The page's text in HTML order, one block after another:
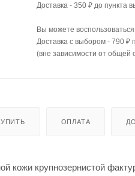
Доставка - 350 ₽ до пункта
Вы можете
Доставка с выбором - 790 ₽
(вне зависимости от общей
ОПЛАТА
кожи крупнозернистой